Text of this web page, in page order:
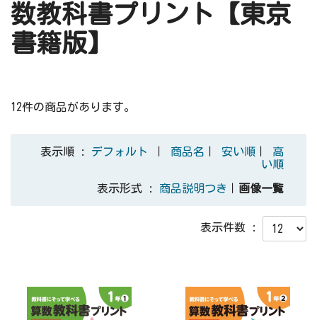
数教科書プリント【東京
書籍版】
12件の商品があります。
表示順 : デフォルト 商品名 安い順
高
い順
表示形式 : 商品説明つき 画像一覧
表示件数 :